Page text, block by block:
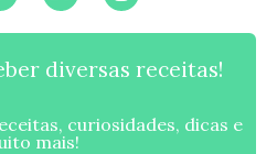
diversas receitas!
curiosidades, dicas e
mais!